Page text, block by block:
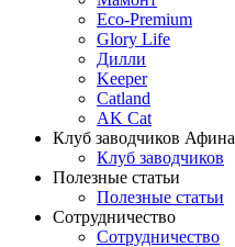
Eco-Premium
Glory Life
Дилли
Keeper
Catland
AK Cat
Клуб заводчиков Афина
Клуб заводчиков
Полезные статьи
Полезные статьи
Сотрудничество
Сотрудничество